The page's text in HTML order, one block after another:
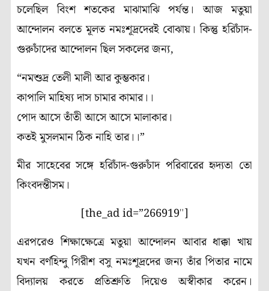
চলেছিল বিংশ শতকের মাঝামাঝি পর্যন্ত। আজ মতুয়া
আন্দোলন বলতে মূলত নমঃশূদ্রদেরই বোঝায়। কিন্তু হরিচাঁদ-
গুরুচাঁদের আন্দোলন ছিল সকলের জন্য,
“নমশুদ্র তেলী মালী আর কুম্ভকার।
কাপালি মাহিষ্য দাস চামার কামার।।
পোদ আসে তাঁতী আসে আসে মালাকার।
কতই মুসলমান ঠিক নাহি তার।।”
মীর সাহেবের সঙ্গে হরিচাঁদ-গুরুচাঁদ পরিবারের হৃদ্যতা তো
কিংবদন্তীসম।
[the_ad id=”266919″]
এরপরেও শিক্ষাক্ষেত্রে মতুয়া আন্দোলন আবার ধাক্কা খায়
যখন বর্ণহিন্দু গিরীশ বসু নমঃশূদ্রদের জন্য তাঁর পিতার নামে
বিদ্যালয় করতে প্রতিশ্রুতি দিয়েও অস্বীকার করেন।